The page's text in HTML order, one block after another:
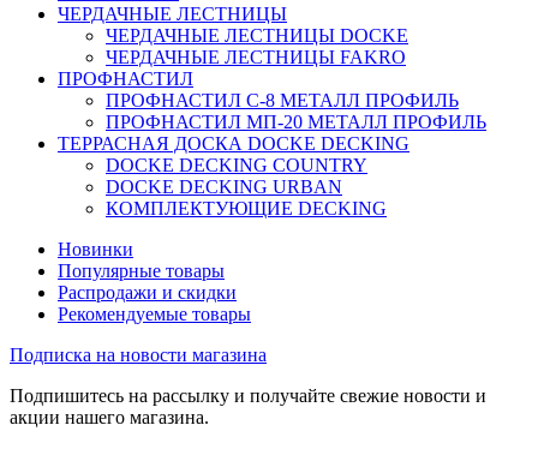
ЧЕРДАЧНЫЕ ЛЕСТНИЦЫ
ЧЕРДАЧНЫЕ ЛЕСТНИЦЫ DOCKE
ЧЕРДАЧНЫЕ ЛЕСТНИЦЫ FAKRO
ПРОФНАСТИЛ
ПРОФНАСТИЛ C-8 МЕТАЛЛ ПРОФИЛЬ
ПРОФНАСТИЛ МП-20 МЕТАЛЛ ПРОФИЛЬ
ТЕРРАСНАЯ ДОСКА DOCKE DECKING
DOCKE DECKING COUNTRY
DOCKE DECKING URBAN
КОМПЛЕКТУЮЩИЕ DECKING
Новинки
Популярные товары
Распродажи и скидки
Рекомендуемые товары
Подписка на новости магазина
Подпишитесь на рассылку и получайте свежие новости и
акции нашего магазина.